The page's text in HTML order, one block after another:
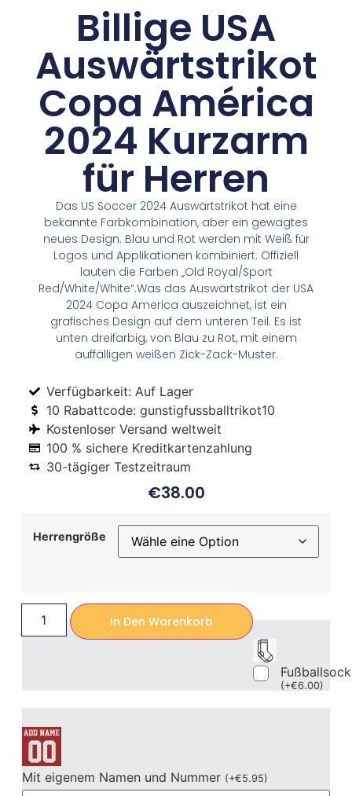
Billige USA
Auswärtstrikot
Copa América
2024 Kurzarm
für Herren
Das US Soccer 2024 Auswärtstrikot hat eine
bekannte Farbkombination, aber ein gewagtes
neues Design. Blau und Rot werden mit Weiß für
Logos und Applikationen kombiniert. Offiziell
lauten die Farben „Old Royal/Sport
Red/White/White“.Was das Auswärtstrikot der USA
2024 Copa America auszeichnet, ist ein
grafisches Design auf dem unteren Teil. Es ist
unten dreifarbig, von Blau zu Rot, mit einem
auffälligen weißen Zick-Zack-Muster.
Verfügbarkeit: Auf Lager
10 Rabattcode: gunstigfussballtrikot10
Kostenloser Versand weltweit
100 % sichere Kreditkartenzahlung
30-tägiger Testzeitraum
€38.00
Herrengröße
In Den Warenkorb
(+€6.00)
Mit eigenem Namen und Nummer (+€5.95)